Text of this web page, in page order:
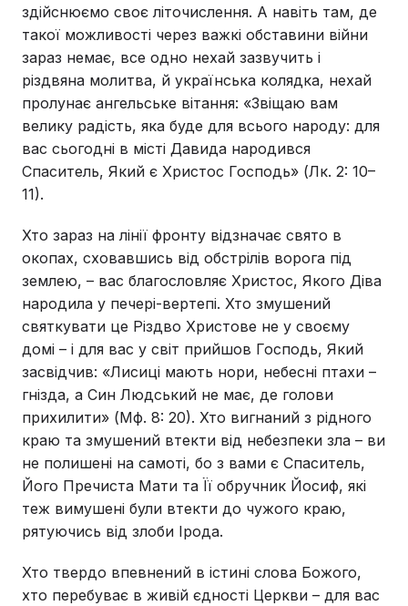
здійснюємо своє літочислення. А навіть там, де
такої можливості через важкі обставини війни
зараз немає, все одно нехай зазвучить і
різдвяна молитва, й українська колядка, нехай
пролунає ангельське вітання: «Звіщаю вам
велику радість, яка буде для всього народу: для
вас сьогодні в місті Давида народився
Спаситель, Який є Христос Господь» (Лк. 2: 10–
11).
Хто зараз на лінії фронту відзначає свято в
окопах, сховавшись від обстрілів ворога під
землею, – вас благословляє Христос, Якого Діва
народила у печері-вертепі. Хто змушений
святкувати це Різдво Христове не у своєму
домі – і для вас у світ прийшов Господь, Який
засвідчив: «Лисиці мають нори, небесні птахи –
гнізда, а Син Людський не має, де голови
прихилити» (Мф. 8: 20). Хто вигнаний з рідного
краю та змушений втекти від небезпеки зла – ви
не полишені на самоті, бо з вами є Спаситель,
Його Пречиста Мати та Її обручник Йосиф, які
теж вимушені були втекти до чужого краю,
рятуючись від злоби Ірода.
Хто твердо впевнений в істині слова Божого,
хто перебуває в живій єдності Церкви – для вас